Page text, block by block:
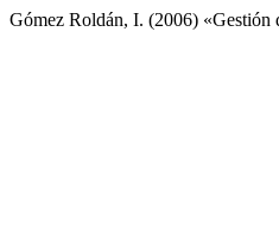
Gómez Roldán, I. (2006) «Gestión